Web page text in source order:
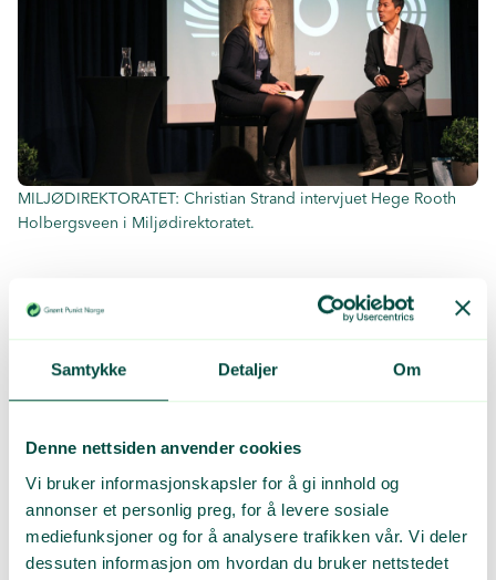
Samtykke Detaljer Om
Denne nettsiden anvender cookies
Vi bruker informasjonskapsler for å gi innhold og
annonser et personlig preg, for å levere sosiale
mediefunksjoner og for å analysere trafikken vår. Vi deler
dessuten informasjon om hvordan du bruker nettstedet
MILJØDIREKTORATET: Christian Strand intervjuet Hege Rooth
Holbergsveen i Miljødirektoratet.
FULL SAL: Over 100 medlemmer og samarbeidspartnere var til